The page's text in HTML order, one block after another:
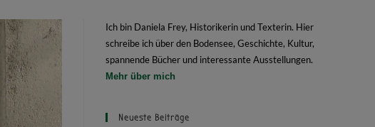
Ich bin Daniela Frey, Historikerin und Texterin. Hier
schreibe ich über den Bodensee, Geschichte, Kultur,
spannende Bücher und interessante Ausstellungen.
Mehr über mich
Neueste Beiträge